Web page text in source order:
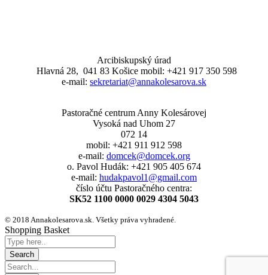
Arcibiskupský úrad
Hlavná 28, 041 83 Košice mobil: +421 917 350 598
e-mail: sekretariat@annakolesarova.sk
Pastoračné centrum Anny Kolesárovej
Vysoká nad Uhom 27
072 14
mobil: +421 911 912 598
e-mail: domcek@domcek.org
o. Pavol Hudák: +421 905 405 674
e-mail: hudakpavol1@gmail.com
číslo účtu Pastoračného centra:
SK52 1100 0000 0029 4304 5043
© 2018 Annakolesarova.sk. Všetky práva vyhradené.
Shopping Basket